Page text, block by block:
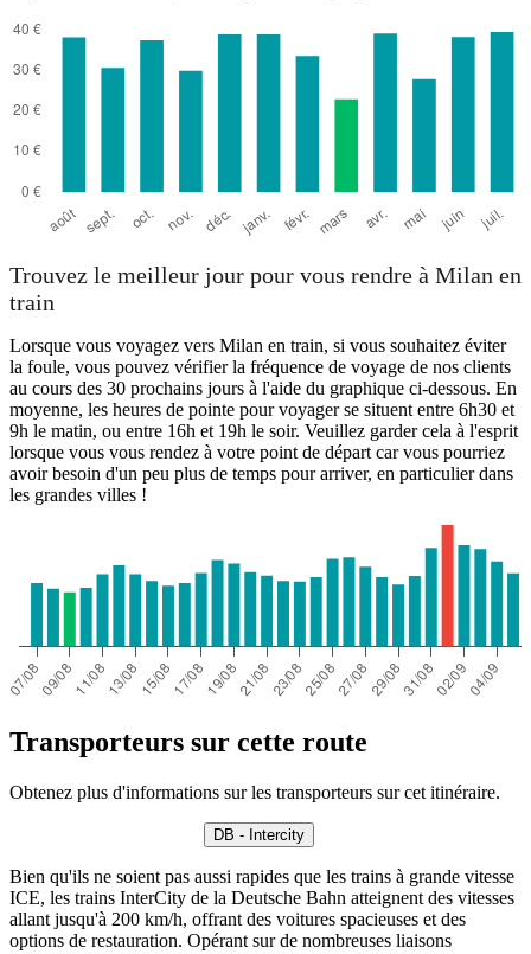
Trouvez le meilleur jour pour vous rendre à Milan en
train
Lorsque vous voyagez vers Milan en train, si vous souhaitez éviter
la foule, vous pouvez vérifier la fréquence de voyage de nos clients
au cours des 30 prochains jours à l'aide du graphique ci-dessous. En
moyenne, les heures de pointe pour voyager se situent entre 6h30 et
9h le matin, ou entre 16h et 19h le soir. Veuillez garder cela à l'esprit
lorsque vous vous rendez à votre point de départ car vous pourriez
avoir besoin d'un peu plus de temps pour arriver, en particulier dans
les grandes villes !
Transporteurs sur cette route
Obtenez plus d'informations sur les transporteurs sur cet itinéraire.
DB - Intercity
Bien qu'ils ne soient pas aussi rapides que les trains à grande vitesse
ICE, les trains InterCity de la Deutsche Bahn atteignent des vitesses
allant jusqu'à 200 km/h, offrant des voitures spacieuses et des
options de restauration. Opérant sur de nombreuses liaisons